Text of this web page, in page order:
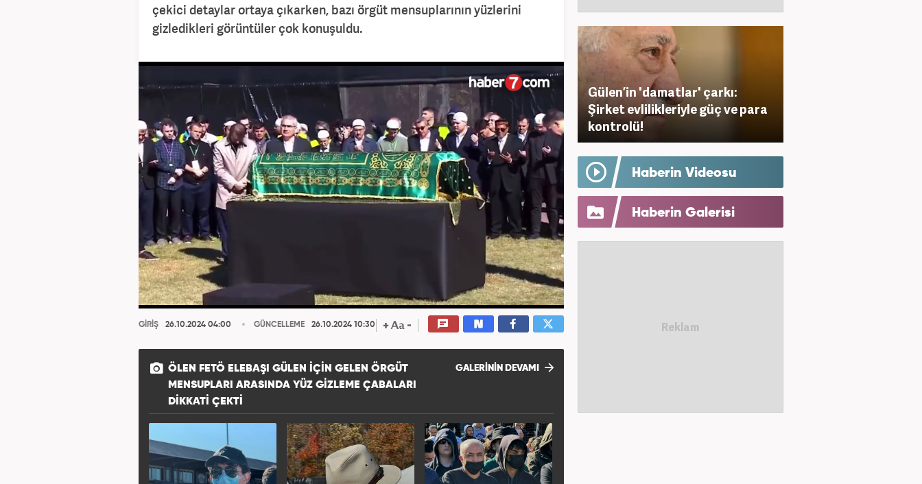
çekici detaylar ortaya çıkarken, bazı örgüt mensuplarının yüzlerini
gizledikleri görüntüler çok konuşuldu.
GİRİŞ 26.10.2024 04:00 GÜNCELLEME 26.10.2024 10:30
ÖLEN FETÖ ELEBAŞI GÜLEN IÇIN GELEN ÖRGÜT
MENSUPLARI ARASINDA YÜZ GIZLEME ÇABALARI
DIKKATI ÇEKTI
GALERİNİN DEVAMI
Gülen’in 'damatlar' çarkı:
Şirket evlilikleriyle güç ve para
kontrolü!
Haberin Videosu
Haberin Galerisi